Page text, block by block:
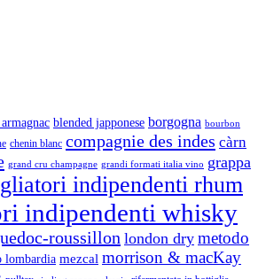
armagnac blended japponese borgogna bourbon
chenin blanc compagnie des indes càrn
grand cru champagne grandi formati italia vino grappa
indipendenti rhum
indipendenti whisky
roussillon london dry metodo
lombardia mezcal morrison & macKay